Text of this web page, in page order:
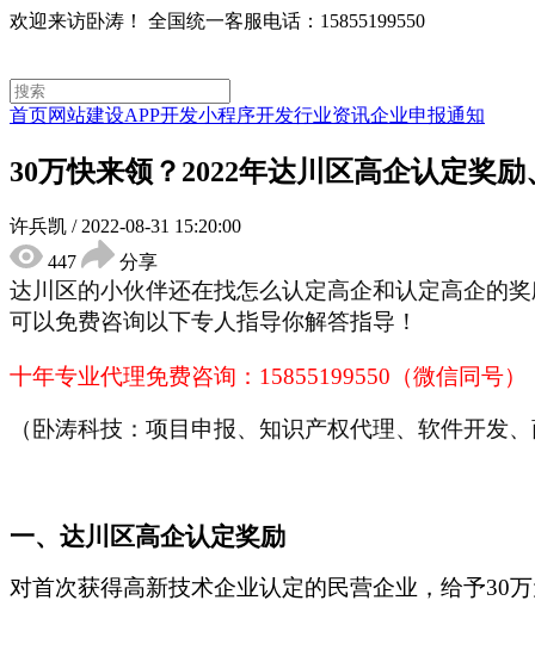
欢迎来访卧涛！ 全国统一客服电话：15855199550
首页网站建设APP开发小程序开发行业资讯企业申报通知
30万快来领？2022年达川区高企认定奖
许兵凯 / 2022-08-31 15:20:00
447
分享
达川区的小伙伴还在找怎么认定高企和认定高企的
可以免费咨询以下专人指导你解答指导！
十年专业代理免费咨询： 15855199550（微信同号）
（卧涛科技：项目申报、知识产权代理、软件开发
一、达川区高企认定奖励
对首次获得高新技术企业认定的民营企业，给予30